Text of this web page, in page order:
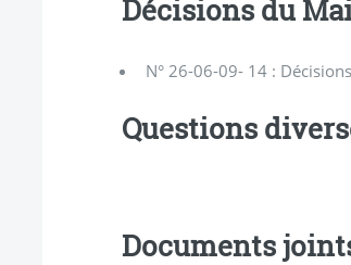
Décisions du
N° 26-06-09- 14 :
Questions
Documents